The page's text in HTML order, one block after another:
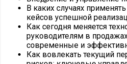
В каких случаях
кейсов успешной
Как сегодня меняется
руководителям в
современные и
Как вовлекать текущий